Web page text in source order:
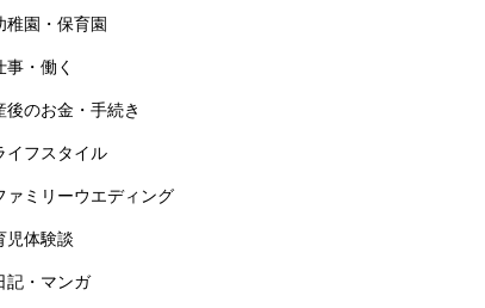
稚園・保育園
事・働く
後のお金・手続き
イフスタイル
ァミリーウエディング
児体験談
記・マンガ